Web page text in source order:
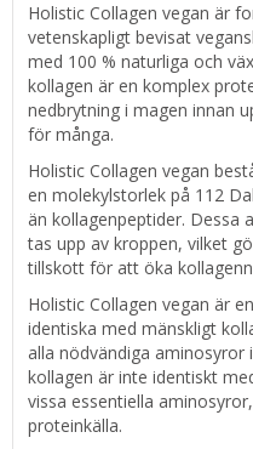
Holistic Collagen vegan är
vetenskapligt bevisat
med 100 % naturliga och
kollagen är en komplex
nedbrytning i magen innan
för många.
Holistic Collagen vegan
en molekylstorlek på 112
än kollagenpeptider. Dessa
tas upp av kroppen, vilket
tillskott för att öka
Holistic Collagen vegan är
identiska med mänskligt
alla nödvändiga
kollagen är inte identiskt
vissa essentiella
proteinkälla.